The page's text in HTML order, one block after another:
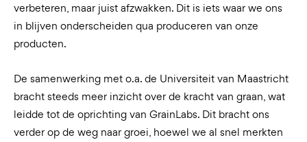
verbeteren, maar juist afzwakken. Dit is iets waar we ons
in blijven onderscheiden qua produceren van onze
producten.
De samenwerking met o.a. de Universiteit van Maastricht
bracht steeds meer inzicht over de kracht van graan, wat
leidde tot de oprichting van GrainLabs. Dit bracht ons
verder op de weg naar groei, hoewel we al snel merkten